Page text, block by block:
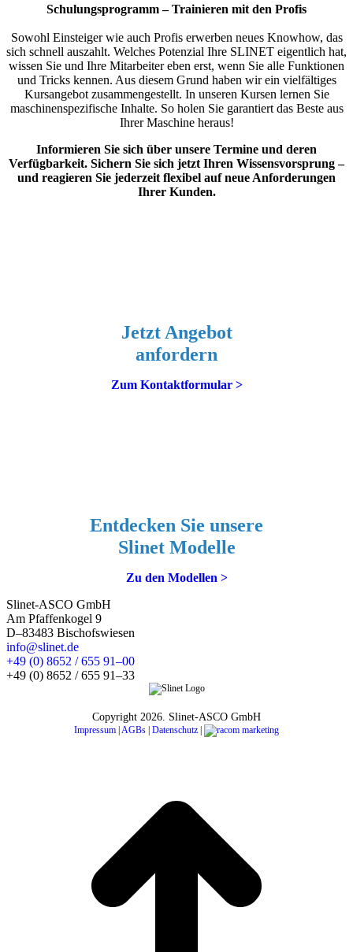
Schulungsprogramm – Trainieren mit den Profis
Sowohl Einsteiger wie auch Profis erwerben neues Knowhow, das
sich schnell auszahlt. Welches Potenzial Ihre SLINET eigentlich hat,
wissen Sie und Ihre Mitarbeiter eben erst, wenn Sie alle Funktionen
und Tricks kennen. Aus diesem Grund haben wir ein vielfältiges
Kursangebot zusammengestellt. In unseren Kursen lernen Sie
maschinenspezifische Inhalte. So holen Sie garantiert das Beste aus
Ihrer Maschine heraus!
Informieren Sie sich über unsere Termine und deren
Verfügbarkeit. Sichern Sie sich jetzt Ihren Wissensvorsprung –
und reagieren Sie jederzeit flexibel auf neue Anforderungen
Ihrer Kunden.
Jetzt Angebot
anfordern
Zum Kontaktformular >
Entdecken Sie unsere
Slinet Modelle
Zu den Modellen >
Slinet-ASCO GmbH
Am Pfaffenkogel 9
D–83483 Bischofswiesen
info@slinet.de
+49 (0) 8652 / 655 91–00
+49 (0) 8652 / 655 91–33
Copyright 2026. Slinet-ASCO GmbH
Impressum AGBs Datenschutz